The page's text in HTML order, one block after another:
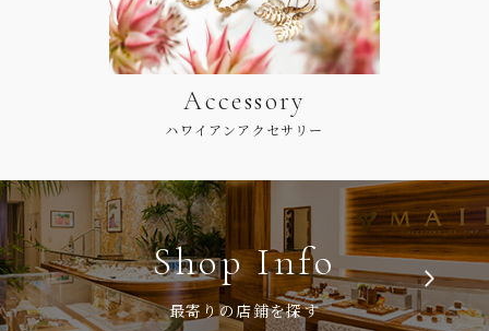
Accessory
ハワイアンアクセサリー
Shop Info
最寄りの店鋪を探す